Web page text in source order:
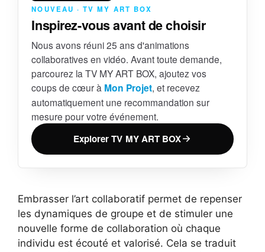
NOUVEAU · TV MY ART BOX
Inspirez-vous avant de choisir
Nous avons réuni 25 ans d'animations
collaboratives en vidéo. Avant toute demande,
parcourez la TV MY ART BOX, ajoutez vos
coups de cœur à Mon Projet, et recevez
automatiquement une recommandation sur
mesure pour votre événement.
Explorer TV MY ART BOX
Embrasser l’art collaboratif permet de repenser
les dynamiques de groupe et de stimuler une
nouvelle forme de collaboration où chaque
individu est écouté et valorisé. Cela se traduit